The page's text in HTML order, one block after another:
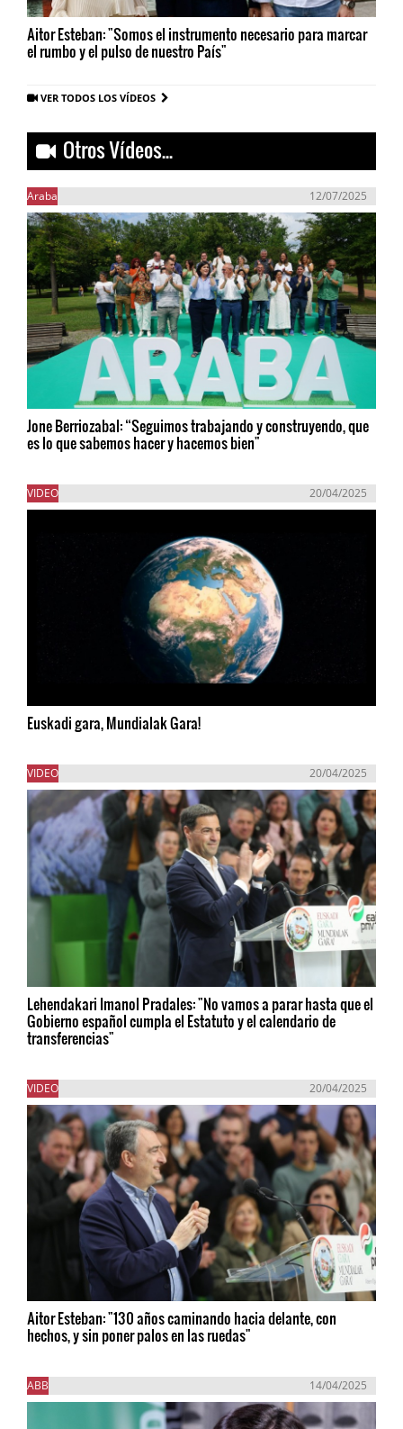
Aitor Esteban: "Somos el instrumento necesario para marcar
el rumbo y el pulso de nuestro País"
VER TODOS LOS VÍDEOS
Otros Vídeos...
Araba 12/07/2025
Jone Berriozabal: “Seguimos trabajando y construyendo, que
es lo que sabemos hacer y hacemos bien"
VIDEO 20/04/2025
Euskadi gara, Mundialak Gara!
VIDEO 20/04/2025
Lehendakari Imanol Pradales: "No vamos a parar hasta que el
Gobierno español cumpla el Estatuto y el calendario de
transferencias"
VIDEO 20/04/2025
Aitor Esteban: "130 años caminando hacia delante, con
hechos, y sin poner palos en las ruedas"
ABB 14/04/2025